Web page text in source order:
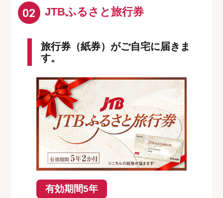
02 JTBふるさと旅行券
旅行券（紙券）がご自宅に届きま
す。
有効期間5年